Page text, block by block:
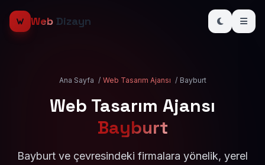
Web Dizayn
Ana Sayfa / Web Tasarım Ajansı / Bayburt
Web Tasarım Ajansı
Bayburt
Bayburt ve çevresindeki firmalara yönelik, yerel